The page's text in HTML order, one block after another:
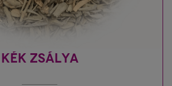
KÉK ZSÁLYA